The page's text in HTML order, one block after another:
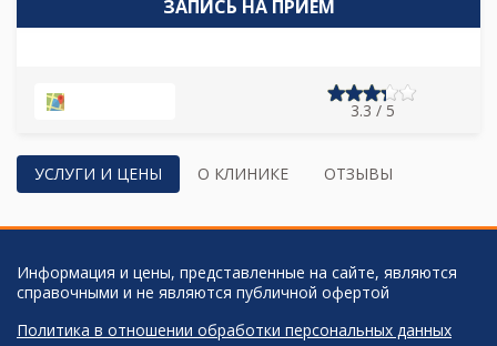
ЗАПИСЬ НА ПРИЁМ
3.3 / 5
УСЛУГИ И ЦЕНЫ О КЛИНИКЕ ОТЗЫВЫ
Информация и цены, представленные на сайте, являются
справочными и не являются публичной офертой
Политика в отношении обработки персональных данных